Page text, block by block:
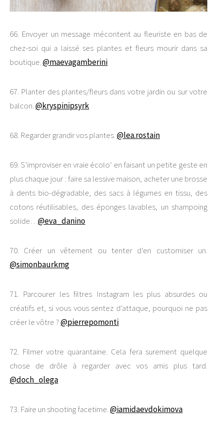
66. Envoyer un message mécontent au fleuriste en bas de
chez-soi qui a laissé ses plantes et fleurs mourir dans sa
boutique.@maevagamberini
67. Planter des plantes/fleurs dans votre jardin ou sur votre
balcon.@kryspinipsyrk
68. Regarder grandir vos plantes.@lea.rostain
69. S’improviser en vraie écolo’ en faisant un petite geste en
plus chaque jour : faire sa lessive maison, acheter une brosse
à dents bio-dégradable, des sacs à légumes en tissu, des
cotons réutilisables, des éponges lavables, un shampoing
solide…@eva_danino
70. Créer un vêtement ou tenter d’en customiser un.
@simonbaurkmg
71. Parcourer les filtres Instagram les plus absurdes ou
créatifs et, si vous vous sentez d’attaque, pourquoi ne pas
créer le vôtre ?@pierrepomonti
72. Filmer votre quarantaine. Cela fera surement quelque
chose de drôle à regarder avec vos amis plus tard.
@doch_olega
73. Faire un shooting facetime.@iamidaevdokimova